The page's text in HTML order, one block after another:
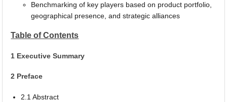
Benchmarking of key players based on product portfolio,
geographical presence, and strategic alliances
Table of Contents
1 Executive Summary
2 Preface
2.1 Abstract